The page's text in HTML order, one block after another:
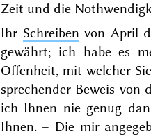
Zeit und die
Ihr Schreiben von April
gewährt; ich habe es
Offenheit, mit welcher
sprechender Beweis von
ich Ihnen nie genug
Ihnen. – Die mir